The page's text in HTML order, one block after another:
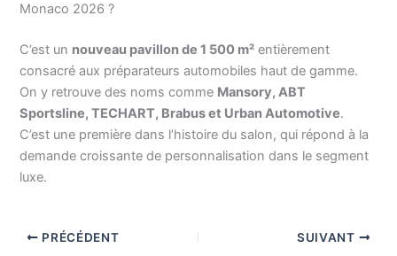
Monaco 2026 ?
C’est un nouveau pavillon de 1 500 m² entièrement
consacré aux préparateurs automobiles haut de gamme.
On y retrouve des noms comme Mansory, ABT
Sportsline, TECHART, Brabus et Urban Automotive.
C’est une première dans l’histoire du salon, qui répond à la
demande croissante de personnalisation dans le segment
luxe.
PRÉCÉDENT SUIVANT